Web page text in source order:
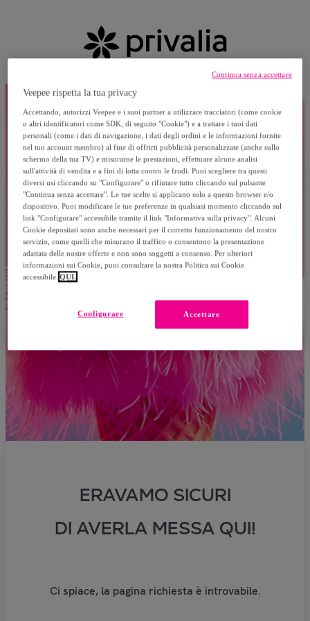
ERAVAMO SICURI
DI AVERLA MESSA QUI!
Ci spiace, la pagina richiesta è introvabile.
Veepee rispetta la tua privacy
Accettando, autorizzi Veepee e i suoi partner a utilizzare tracciatori (come cookie
o altri identificatori come SDK, di seguito "Cookie") e a trattare i tuoi dati
personali (come i dati di navigazione, i dati degli ordini e le informazioni fornite
nel tuo account membro) al fine di offrirti pubblicità personalizzate (anche sullo
schermo della tua TV) e misurarne le prestazioni, effettuare alcune analisi
sull'attività di vendita e a fini di lotta contro le frodi. Puoi scegliere tra questi
diversi usi cliccando su "Configurare" o rifiutare tutto cliccando sul pulsante
"Continua senza accettare". Le tue scelte si applicano solo a questo browser e/o
dispositivo. Puoi modificare le tue preferenze in qualsiasi momento cliccando sul
link "Configurare" accessibile tramite il link "Informativa sulla privacy". Alcuni
Cookie depositati sono anche necessari per il corretto funzionamento del nostro
servizio, come quelli che misurano il traffico o consentono la presentazione
adattata delle nostre offerte e non sono soggetti a consenso. Per ulteriori
informazioni sui Cookie, puoi consultare la nostra Politica sui Cookie
accessibile QUI.
Accettare
Configurare
Continua senza accettare